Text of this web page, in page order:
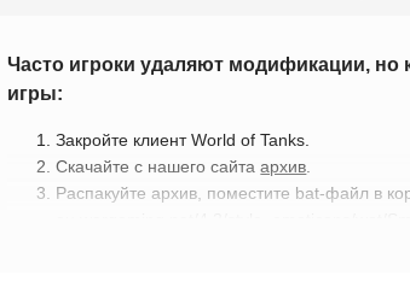
Часто игроки удаляют модификации,
игры:
Закройте клиент World of Tanks.
Скачайте с нашего сайтаархив.
Распакуйте архив, поместите bat-файл в
Запустите клиент игры, проверьте